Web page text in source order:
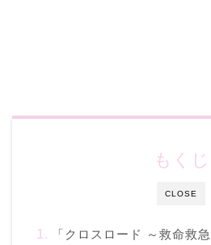
CLOSE
もくじ
「クロスロード ～救命救